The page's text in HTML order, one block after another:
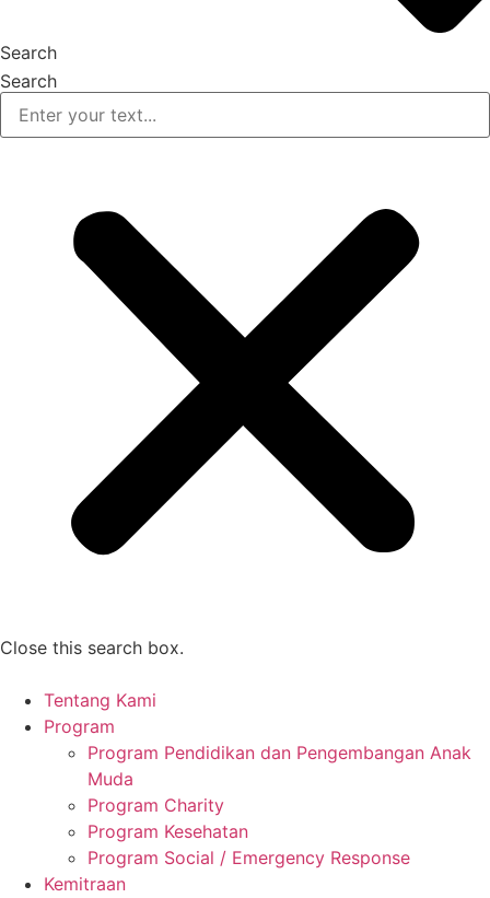
Search
Search
Close this search box.
Tentang Kami
Program
Program Pendidikan dan Pengembangan Anak
Muda
Program Charity
Program Kesehatan
Program Social / Emergency Response
Kemitraan